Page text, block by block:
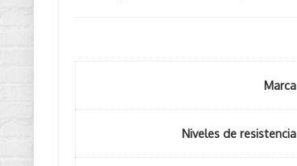
Marca
Niveles de resistencia